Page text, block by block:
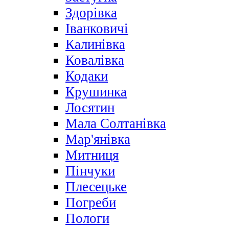
Здорівка
Іванковичі
Калинівка
Ковалівка
Кодаки
Крушинка
Лосятин
Мала Солтанівка
Мар'янівка
Митниця
Пінчуки
Плесецьке
Погреби
Пологи